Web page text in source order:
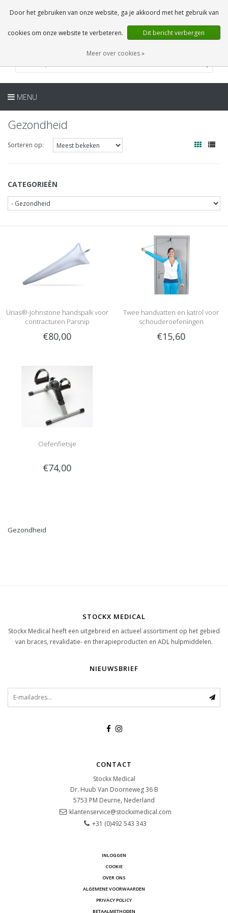
0 Artikelen
NL
MENU
Gezondheid
Sorteren op:
CATEGORIEËN
Urias®-Johnstone handspalk voor
contracturen Parsnip
€80,00
Twee handvatten en katrol voor
schouderoefeningen
€15,60
Oefenfietsje
€74,00
Gezondheid
STOCKX MEDICAL
Stockx Medical heeft een uitgebreid en actueel assortiment op het gebied
van braces, revalidatie- en therapieproducten en ADL hulpmiddelen.
NIEUWSBRIEF
CONTACT
Stockx Medical
Dr. Huub Van Doorneweg 36 B
5753 PM Deurne, Nederland
klantenservice@stockxmedical.com
+31 (0)492 543 343
INLOGGEN
COOKIE
OVER ONS
ALGEMENE VOORWAARDEN
PRIVACY POLICY
BETAALMETHODEN
Door het gebruiken van onze website, ga je akkoord met het gebruik van
cookies om onze website te verbeteren. Dit bericht verbergen
Meer over cookies »